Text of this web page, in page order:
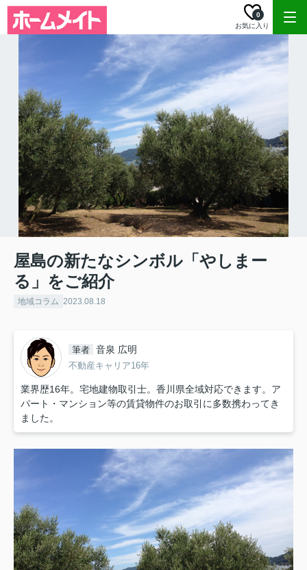
お気に入り
0
屋島の新たなシンボル「やしまー
る」をご紹介
地域コラム 2023.08.18
筆者 音泉 広明
不動産キャリア16年
業界歴16年。宅地建物取引士。香川県全域対応できます。ア
パート・マンション等の賃貸物件のお取引に多数携わってき
ました。